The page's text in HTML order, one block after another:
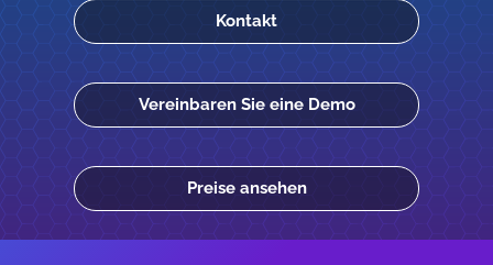
Kontakt
Vereinbaren Sie eine Demo
Preise ansehen